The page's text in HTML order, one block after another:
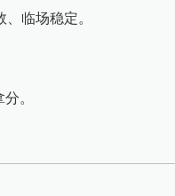
临场稳定。
。